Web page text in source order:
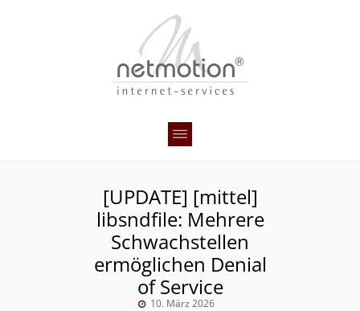
[UPDATE] [mittel]
libsndfile: Mehrere
Schwachstellen
ermöglichen Denial
of Service
10. März 2026